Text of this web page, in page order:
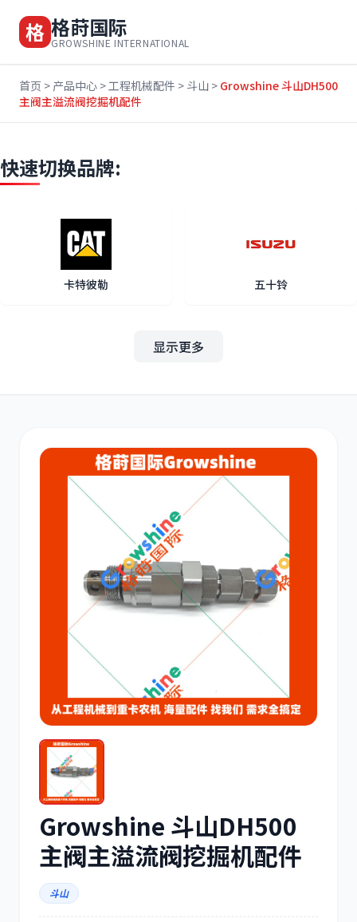
格 格莳国际
GROWSHINE INTERNATIONAL
首页 > 产品中心 >工程机械配件 > 斗山 > Growshine 斗山DH500
主阀主溢流阀挖掘机配件
快速切换品牌:
卡特彼勒 五十铃
其他 小松
沃尔沃 康明斯
日立
洋马 住友
显示更多
Growshine 斗山DH500
主阀主溢流阀挖掘机配件
斗山